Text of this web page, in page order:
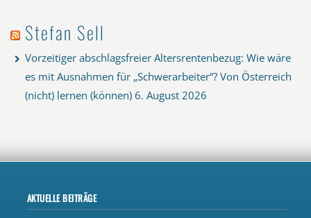
Stefan Sell
Vorzeitiger abschlagsfreier Altersrentenbezug: Wie wäre
es mit Ausnahmen für „Schwerarbeiter“? Von Österreich
(nicht) lernen (können) 6. August 2026
AKTUELLE BEITRÄGE